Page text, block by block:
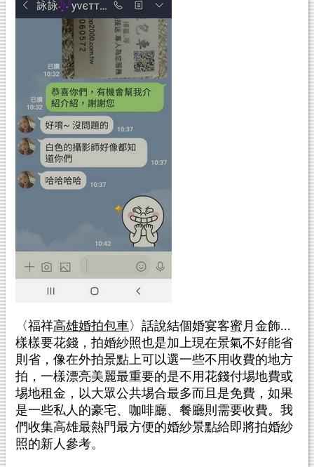
〈福祥高雄婚拍包車〉 話說結個婚宴客蜜月金飾...
樣樣要花錢，拍婚紗照也是加上現在景氣不好能省
則省，像在外拍景點上可以選一些不用收費的地方
拍，一樣漂亮美麗最重要的是不用花錢付埸地費或
埸地租金，以大眾公共埸合最多而且是免費，如果
是一些私人的豪宅、咖啡廳、餐廳則需要收費。我
們收集高雄最熱門最方便的婚紗景點給即將拍婚紗
照的新人參考。